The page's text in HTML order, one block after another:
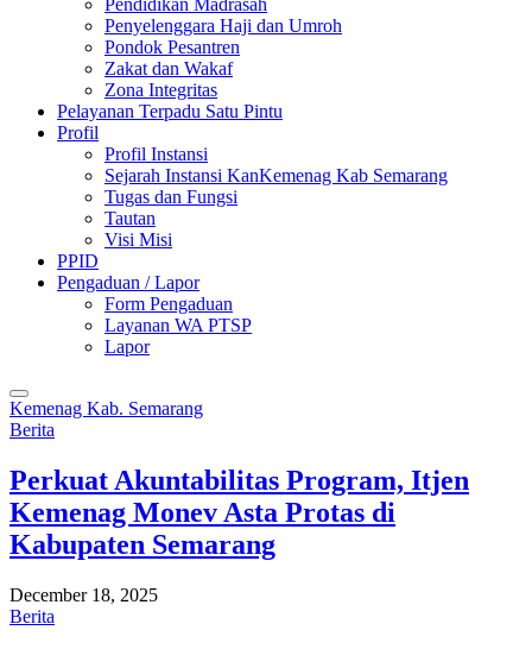
Penyelenggara Haji dan Umroh
Pondok Pesantren
Zakat dan Wakaf
Zona Integritas
Pelayanan Terpadu Satu Pintu
Profil
Profil Instansi
Sejarah Instansi KanKemenag Kab Semarang
Tugas dan Fungsi
Tautan
Visi Misi
PPID
Pengaduan / Lapor
Form Pengaduan
Layanan WA PTSP
Lapor
Kemenag Kab. Semarang
Berita
Perkuat Akuntabilitas Program, Itjen
Kemenag Monev Asta Protas di
Kabupaten Semarang
December 18, 2025
Berita